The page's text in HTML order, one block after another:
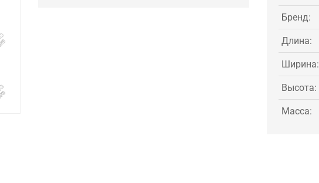
Бренд:
Длина:
Ширина:
Высота:
Масса: